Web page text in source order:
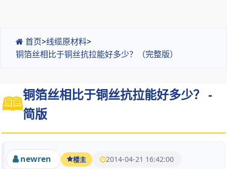
首页>线缆原材料>
铜箔丝相比于铜丝抗拉能好多少？（完整版）
铜箔丝相比于铜丝抗拉能好多少？ -
简版
newren 楼主 2014-04-21 16:42:00